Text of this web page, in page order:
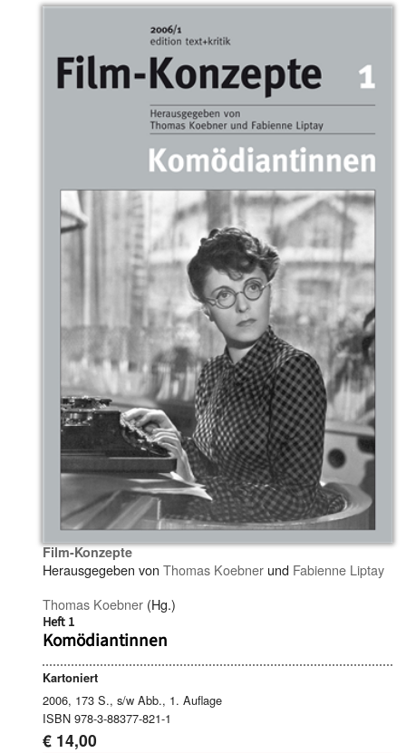
Film-Konzepte
Herausgegeben von Thomas Koebner und Fabienne Liptay
Thomas Koebner (Hg.)
Heft 1
Komödiantinnen
Kartoniert
2006, 173 S., s/w Abb., 1. Auflage
ISBN 978-3-88377-821-1
€ 14,00